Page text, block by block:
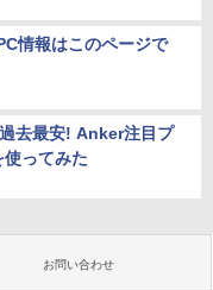
情報はこのページで
去最安! Anker注目プ
ってみた
お問い合わせ